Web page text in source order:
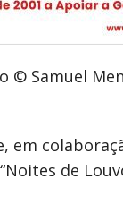
em
de